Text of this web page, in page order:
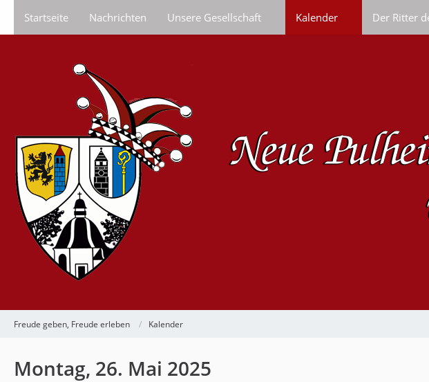
Startseite Nachrichten Unsere Gesellschaft Kalender Der Ritter
Freude geben, Freude erleben Kalender
Montag, 26. Mai 2025